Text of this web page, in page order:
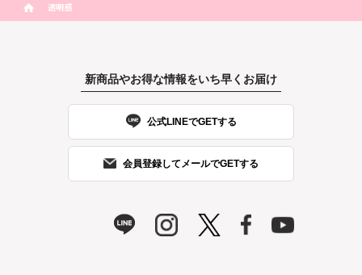
透明感
新商品やお得な情報をいち早くお届け
公式LINEでGETする
会員登録してメールでGETする